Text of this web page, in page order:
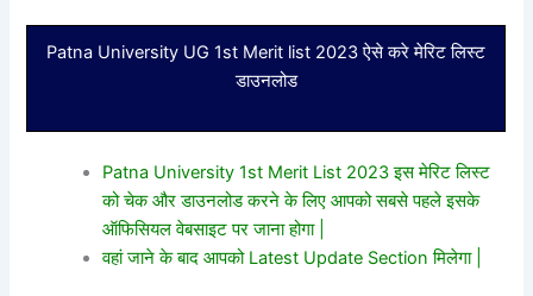
Patna University UG 1st Merit list 2023 ऐसे करे मेरिट लिस्ट
डाउनलोड
Patna University 1st Merit List 2023 इस मेरिट लिस्ट
को चेक और डाउनलोड करने के लिए आपको सबसे पहले इसके
ऑफिसियल वेबसाइट पर जाना होगा |
वहां जाने के बाद आपको Latest Update Section मिलेगा |